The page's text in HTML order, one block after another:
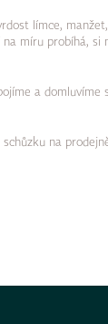
límce,
míru probíhá, si
a domluvíme
na